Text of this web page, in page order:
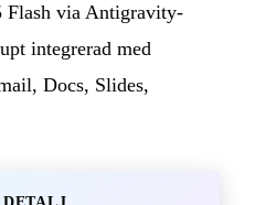
Flash via Antigravity-
integrerad med
Docs, Slides,